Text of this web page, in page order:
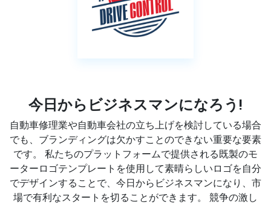
今日からビジネスマンになろう!
自動車修理業や自動車会社の立ち上げを検討している場合
でも、ブランディングは欠かすことのできない重要な要素
です。 私たちのプラットフォームで提供される既製のモ
ーターロゴテンプレートを使用して素晴らしいロゴを自分
でデザインすることで、今日からビジネスマンになり、市
場で有利なスタートを切ることができます。 競争の激し